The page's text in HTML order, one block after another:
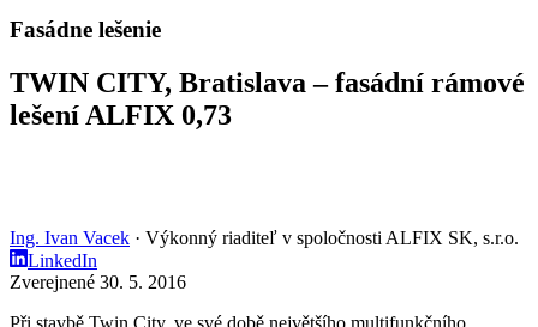
Fasádne lešenie
TWIN CITY, Bratislava – fasádní rámové
lešení ALFIX 0,73
Ing. Ivan Vacek · Výkonný riaditeľ v spoločnosti ALFIX SK, s.r.o.
LinkedIn
Zverejnené 30. 5. 2016
Při stavbě Twin City, ve své době největšího multifunkčního